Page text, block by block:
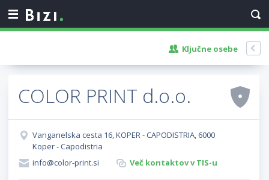
Ključne osebe
COLOR PRINT d.o.o.
Vanganelska cesta 16, KOPER - CAPODISTRIA, 6000
Koper - Capodistria
info@color-print.si
Več kontaktov v TIS-u